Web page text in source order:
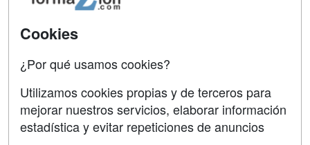
Contactar
Copyleft
Cookies
¿Por qué usamos cookies?
Utilizamos cookies propias y de terceros para
mejorar nuestros servicios, elaborar información
estadística y evitar repeticiones de anuncios